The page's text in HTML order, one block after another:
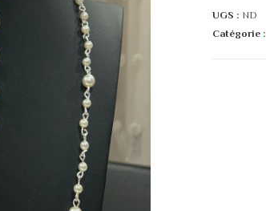
UGS : ND
Catégorie :